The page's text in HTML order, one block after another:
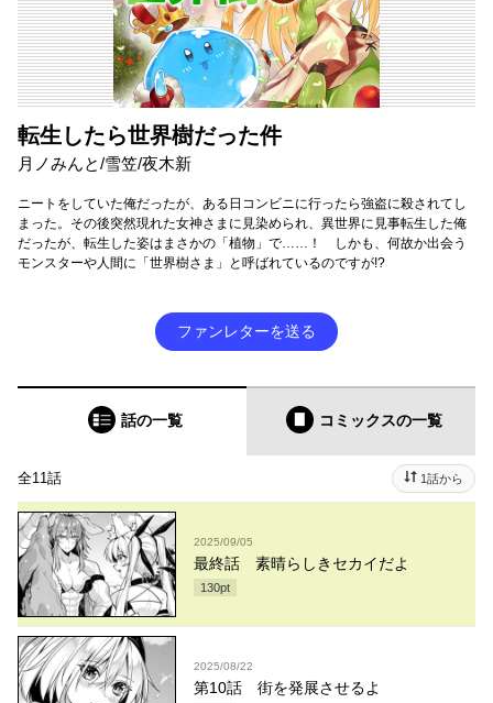
転生したら世界樹だった件
月ノみんと/雪笠/夜木新
ニートをしていた俺だったが、ある日コンビニに行ったら強盗に殺されてし
まった。その後突然現れた女神さまに見染められ、異世界に見事転生した俺
だったが、転生した姿はまさかの「植物」で……！ しかも、何故か出会う
モンスターや人間に「世界樹さま」と呼ばれているのですが!?
ファンレターを送る
話の一覧 コミックスの一覧
全11話 1話から
2025/09/05
最終話 素晴らしきセカイだよ
130pt
2025/08/22
第10話 街を発展させるよ